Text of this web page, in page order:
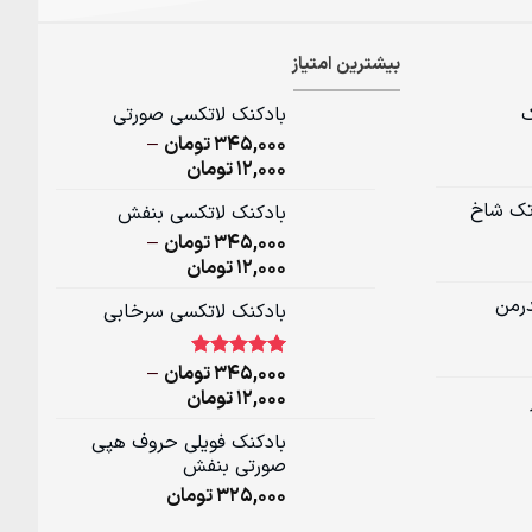
شاخ
بیشترین امتیاز
بادکنک لاتکسی صورتی
345,000تومان –
12,000تومانPrice
12,000تومان
through
345,000تومان
بادکنک لاتکسی بنفش
345,000تومان –
12,000تومانPrice
12,000تومان
345,000تومان
بادکنک لاتکسی سرخابی
امتیاز5.00
1
مشتری
345,000تومان –
12,000تومانPrice
12,000تومان
through
345,000تومان
بادکنک فویلی حروف هپی
صورتی بنفش
325,000تومان